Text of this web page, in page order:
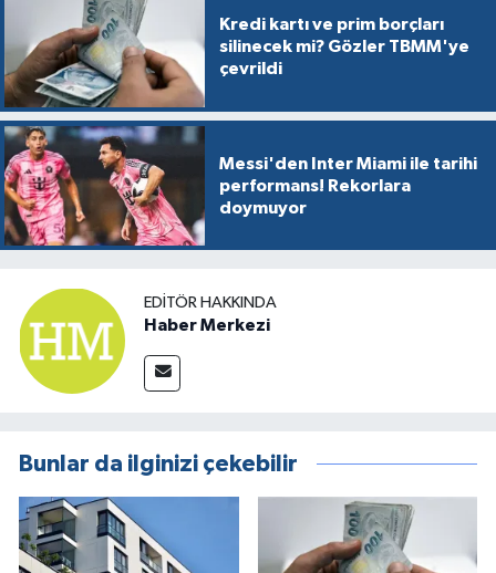
Kredi kartı ve prim borçları
silinecek mi? Gözler TBMM'ye
çevrildi
Messi'den Inter Miami ile tarihi
performans! Rekorlara
doymuyor
EDITÖR HAKKINDA
Haber Merkezi
Bunlar da ilginizi çekebilir